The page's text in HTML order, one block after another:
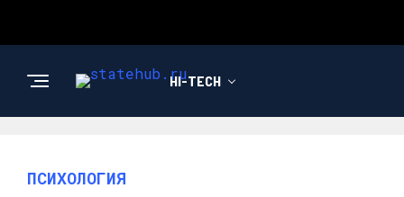
HI-TECH
ПСИХОЛОГИЯ